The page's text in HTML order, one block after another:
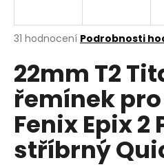
Průměrné
produktu
je
4,5
5
hvězdiček.
31 hodnocení Podrobnosti
22mm T2
řemínek
Fenix Epix 2
stříbrný
j
t
?
HLEDAT